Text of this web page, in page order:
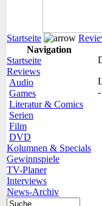
Startseite
Navigation
Startseite
Reviews
Audio
Games
Literatur & Comics
Serien
Film
DVD
Kolumnen & Specials
Gewinnspiele
TV-Planer
Interviews
News-Archiv
-